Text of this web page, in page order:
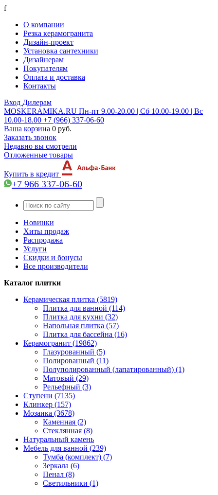
f
О компании
Резка керамогранита
Дизайн-проект
Установка сантехники
Дизайнерам
Покупателям
Оплата и доставка
Контакты
Вход Дилерам
MOSKERAMIKA.RU Пн-пт 9.00-20.00 | Сб 10.00-19.00 | Вс
10.00-18.00 +7 (966) 337-06-60
Ваша корзина 0 руб.
Заказать звонок
Недавно вы смотрели
Отложенные товары
Купить в кредит
+7 966 337-06-60
Новинки
Хиты продаж
Распродажа
Услуги
Скидки и бонусы
Все производители
Каталог плитки
Керамическая плитка (5819)
Плитка для ванной (114)
Плитка для кухни (32)
Напольная плитка (57)
Плитка для бассейна (16)
Керамогранит (19862)
Глазурованный (5)
Полированный (11)
Полуполированный (лапатированный) (1)
Матовый (29)
Рельефный (3)
Ступени (7135)
Клинкер (157)
Мозаика (3678)
Каменная (2)
Стеклянная (8)
Натуральный камень
Мебель для ванной (239)
Тумба (комплект) (7)
Зеркала (6)
Пенал (8)
Светильники (1)